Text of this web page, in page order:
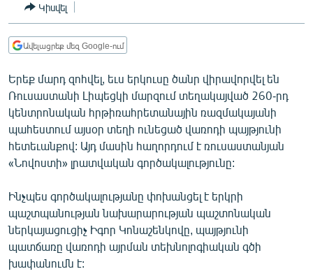
ՀԱՍԱՐԱԿՈՒԹՅՈՒՆ
ՏՆՏԵՍՈՒԹՅՈՒՆ
ՊԱՏԵՐԱԶՄԻ 6 ՇԱԲԱԹՆԵՐԸ
ՏԱՐԱԾԱՇՐՋԱՆ
ՄԻՋԱԶԳԱՅԻՆ
ՄՇԱԿՈՒՅԹ
ՍՊՈՐՏ
ՄԵԿՆԱԲԱՆՈՒԹՅՈՒՆ
ՏՏ ԵՒ ԻՆՏԵՐՆԵՏ
ԿՈՐՈՆԱՎԻՐՈՒՍ
Կիսվել
Ավելացրեք մեզ Google-ում
Երեք մարդ զոհվել, եւս երկուսը ծանր վիրավորվել են
Ռուսաստանի Լիպեցկի մարզում տեղակայված 260-րդ
կենտրոնական հրթիռահրետանային ռազմակայանի
պահեստում այսօր տեղի ունեցած վառոդի պայթյունի
հետեւանքով: Այդ մասին հաղորդում է ռուսաստանյան
«Նովոստի» լրատվական գործակալությունը:
Ինչպես գործակալությանը փոխանցել է երկրի
պաշտպանության նախարարության պաշտոնական
ներկայացուցիչ Իգոր Կոնաշենկովը, պայթյունի
պատճառը վառոդի այրման տեխնոլոգիական գծի
խափանումն է: